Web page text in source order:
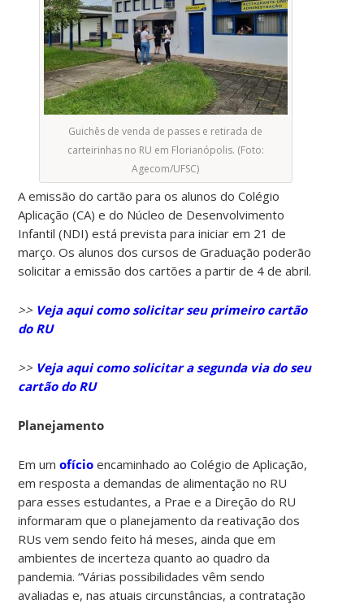
Guichês de venda de passes e retirada de
carteirinhas no RU em Florianópolis. (Foto:
Agecom/UFSC)
A emissão do cartão para os alunos do Colégio
Aplicação (CA) e do Núcleo de Desenvolvimento
Infantil (NDI) está prevista para iniciar em 21 de
março. Os alunos dos cursos de Graduação poderão
solicitar a emissão dos cartões a partir de 4 de abril.
>> Veja aqui como solicitar seu primeiro cartão
do RU
>> Veja aqui como solicitar a segunda via do seu
cartão do RU
Planejamento
Em umofício encaminhado ao Colégio de Aplicação,
em resposta a demandas de alimentação no RU
para esses estudantes, a Prae e a Direção do RU
informaram que o planejamento da reativação dos
RUs vem sendo feito há meses, ainda que em
ambientes de incerteza quanto ao quadro da
pandemia. “Várias possibilidades vêm sendo
avaliadas e, nas atuais circunstâncias, a contratação